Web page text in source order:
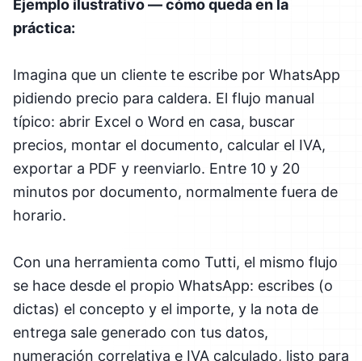
Ejemplo ilustrativo — cómo queda en la
práctica:
Imagina que un cliente te escribe por WhatsApp
pidiendo precio para caldera. El flujo manual
típico: abrir Excel o Word en casa, buscar
precios, montar el documento, calcular el IVA,
exportar a PDF y reenviarlo. Entre 10 y 20
minutos por documento, normalmente fuera de
horario.
Con una herramienta como Tutti, el mismo flujo
se hace desde el propio WhatsApp: escribes (o
dictas) el concepto y el importe, y la nota de
entrega sale generado con tus datos,
numeración correlativa e IVA calculado, listo para